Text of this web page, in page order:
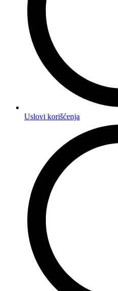
Uslovi korišćenja